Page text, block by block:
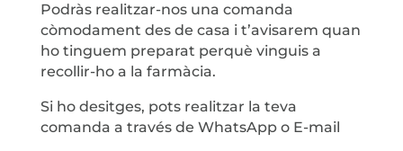
Podràs realitzar-nos una comanda
còmodament des de casa i t’avisarem quan
ho tinguem preparat perquè vinguis a
recollir-ho a la farmàcia.
Si ho desitges, pots realitzar la teva
comanda a través de WhatsApp o E-mail